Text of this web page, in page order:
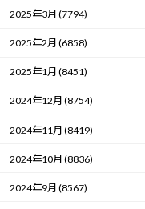
2025年3月 (7794)
2025年2月 (6858)
2025年1月 (8451)
2024年12月 (8754)
2024年11月 (8419)
2024年10月 (8836)
2024年9月 (8567)